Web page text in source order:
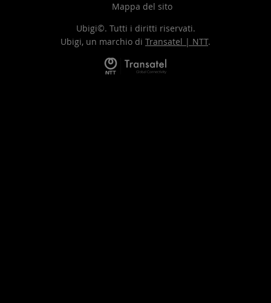
Mappa del sito
Ubigi©. Tutti i diritti riservati.
Ubigi, un marchio di Transatel | NTT.